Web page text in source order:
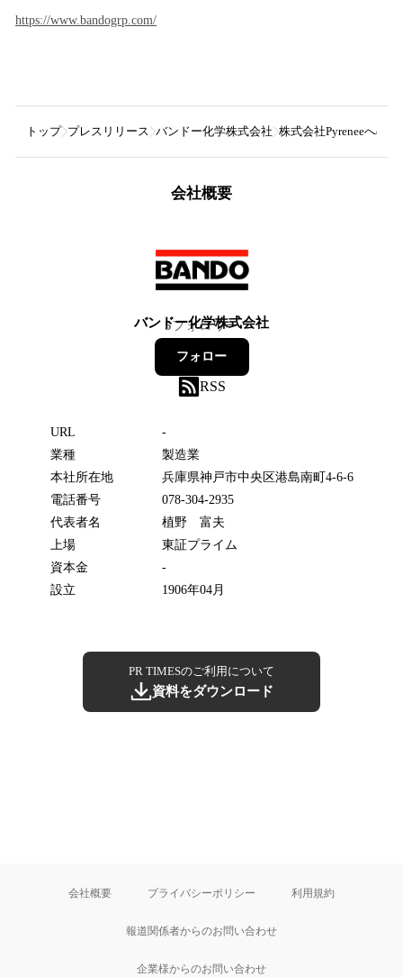
https://www.bandogrp.com/
トップ プレスリリース バンドー化学株式会社 株式会社Pyreneeへの出
会社概要
バンドー化学株式会社
5フォロワー
フォロー
RSS
URL
-
業種
製造業
本社所在地
兵庫県神戸市中央区港島南町4‐6‐6
電話番号
078-304-2935
代表者名
植野 富夫
上場
東証プライム
資本金
-
設立
1906年04月
PR TIMESのご利用について
資料をダウンロード
会社概要 プライバシーポリシー 利用規約
報道関係者からのお問い合わせ
企業様からのお問い合わせ